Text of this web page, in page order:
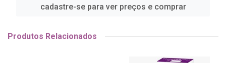
cadastre-se para ver preços e comprar
Produtos Relacionados